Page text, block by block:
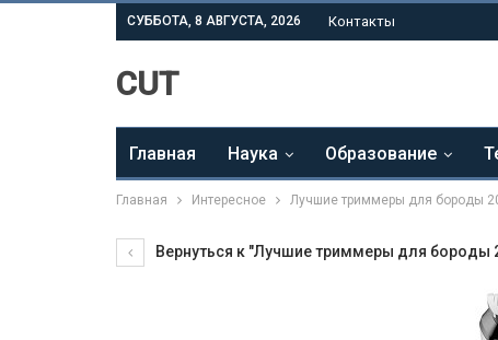
СУББОТА, 8 АВГУСТА, 2026 Контакты
CUT
Главная Наука Образование
Главная Интересное Лучшие триммеры для бороды
Вернуться к "Лучшие триммеры для бороды